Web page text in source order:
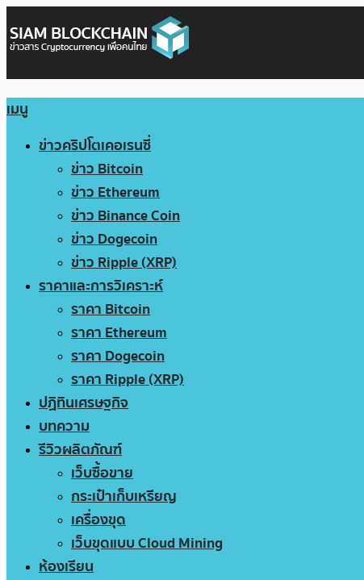
เมนู
ข่าวคริปโตเคอเรนซี่
ข่าว Bitcoin
ข่าว Ethereum
ข่าว Binance Coin
ข่าว Dogecoin
ข่าว Ripple (XRP)
ราคาและการวิเคราะห์
ราคา Bitcoin
ราคา Ethereum
ราคา Dogecoin
ราคา Ripple (XRP)
ปฏิทินเศรษฐกิจ
บทความ
รีวิวผลิตภัณฑ์
เว็บซื้อขาย
กระเป๋าเก็บเหรียญ
เครื่องขุด
เว็บขุดแบบ Cloud Mining
ห้องเรียน